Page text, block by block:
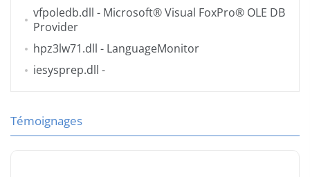
vfpoledb.dll - Microsoft® Visual FoxPro® OLE DB
Provider
hpz3lw71.dll - LanguageMonitor
iesysprep.dll -
Témoignages